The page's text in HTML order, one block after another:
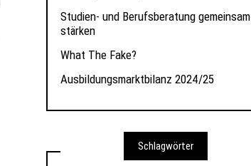
Studien- und Berufsberatung gemeinsam
stärken
What The Fake?
Ausbildungsmarktbilanz 2024/25
Schlagwörter